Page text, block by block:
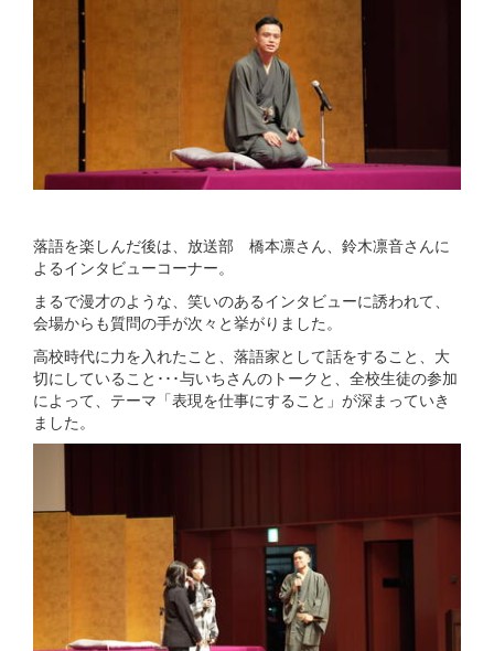
落語を楽しんだ後は、放送部 橋本凛さん、鈴木凛音さんに
よるインタビューコーナー。
まるで漫才のような、笑いのあるインタビューに誘われて、
会場からも質問の手が次々と挙がりました。
高校時代に力を入れたこと、落語家として話をすること、大
切にしていること･･･与いちさんのトークと、全校生徒の参加
によって、テーマ「表現を仕事にすること」が深まっていき
ました。